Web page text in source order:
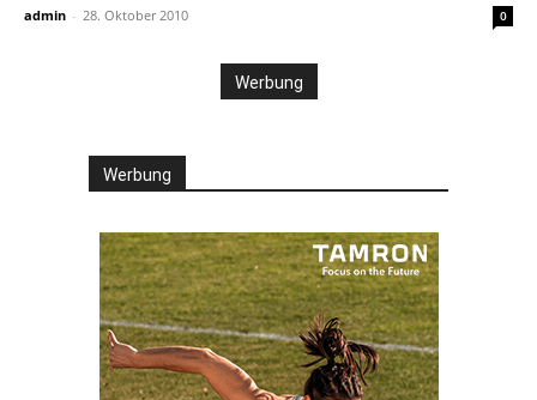
admin - 28. Oktober 2010 0
Werbung
Werbung